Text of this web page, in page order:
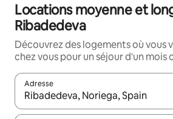
Locations moyenne et
Ribadedeva
Découvrez des logements où vous
chez vous pour un séjour d'un mois
Adresse
Lorsque les résultats s'affichent,